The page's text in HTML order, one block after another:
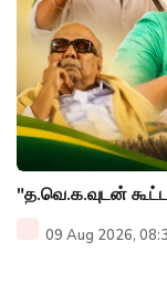
"த.வெ.க.வுடன்
09 Aug 2026,